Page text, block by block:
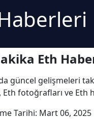
Eth
güncel gelişmeleri
Eth fotoğrafları ve Eth
Tarihi: Mart 06, 2025